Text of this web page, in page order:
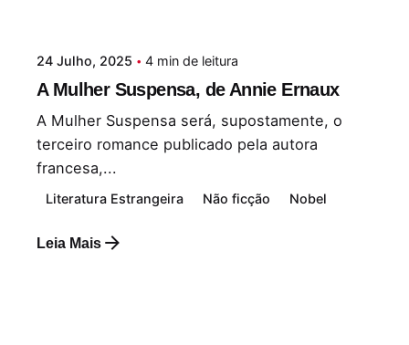
24 Julho, 2025 4 min de leitura
A Mulher Suspensa, de Annie Ernaux
A Mulher Suspensa será, supostamente, o
terceiro romance publicado pela autora
francesa,...
Literatura Estrangeira Não ficção Nobel
Leia Mais